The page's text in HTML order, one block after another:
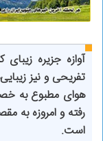
آوازه جزیره
تفریحی و نیز
هوای مطبوع به
رفته و امروزه به
است.